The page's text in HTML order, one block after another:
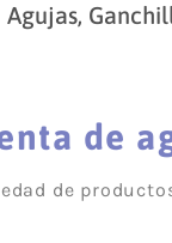
Agujas,
de
de